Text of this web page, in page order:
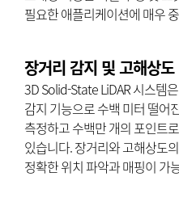
필요한 애플리케이션에 매우
장거리 감지 및 고해상도
3D Solid-State LiDAR 시스템
감지 기능으로 수백 미터 떨어
측정하고 수백만 개의 포인트
있습니다. 장거리와 고해상도
정확한 위치 파악과 매핑이 가